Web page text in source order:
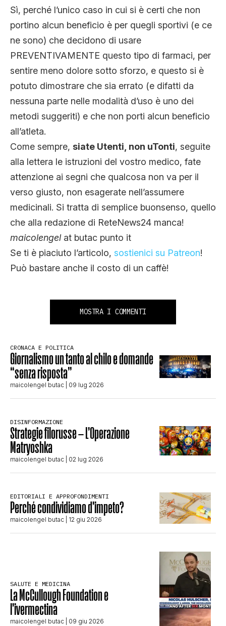
Sì, perché l’unico caso in cui si è certi che non
portino alcun beneficio è per quegli sportivi (e ce
ne sono) che decidono di usare
PREVENTIVAMENTE questo tipo di farmaci, per
sentire meno dolore sotto sforzo, e questo si è
potuto dimostrare che sia errato (e difatti da
nessuna parte nelle modalità d’uso è uno dei
metodi suggeriti) e che non porti alcun beneficio
all’atleta.
Come sempre, siate Utenti, non uTonti, seguite
alla lettera le istruzioni del vostro medico, fate
attenzione ai segni che qualcosa non va per il
verso giusto, non esagerate nell’assumere
medicinali. Si tratta di semplice buonsenso, quello
che alla redazione di ReteNews24 manca!
maicolengelat butac punto it
Se ti è piaciuto l’articolo, sostienici su Patreon!
Può bastare anche il costo di un caffè!
MOSTRA I COMMENTI
CRONACA E POLITICA
Giornalismo un tanto al chilo e domande
“senza risposta”
maicolengel butac | 09 lug 2026
DISINFORMAZIONE
Strategie filorusse – L’Operazione
Matryoshka
maicolengel butac | 02 lug 2026
EDITORIALI E APPROFONDIMENTI
Perché condividiamo d’impeto?
maicolengel butac | 12 giu 2026
SALUTE E MEDICINA
La McCullough Foundation e
l’ivermectina
maicolengel butac | 09 giu 2026